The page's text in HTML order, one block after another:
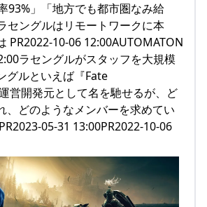
93%」「地方でも都市圏なみ給
セングルはリモートワークに本
PR2022-10-06 12:00AUTOMATON
ラセングルがスタッフを大規模
グルといえば『Fate
営開発元として名を馳せるが、ど
、どのようなメンバーを求めてい
05-31 13:00PR2022-10-06